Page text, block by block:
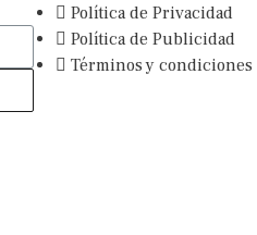
Política de Privacidad
Política de Publicidad
Términos y condiciones